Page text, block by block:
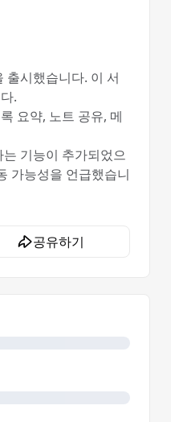
출시했습니다. 이 서
.
요약, 노트 공유, 메
기능이 추가되었으
가능성을 언급했습니
공유하기